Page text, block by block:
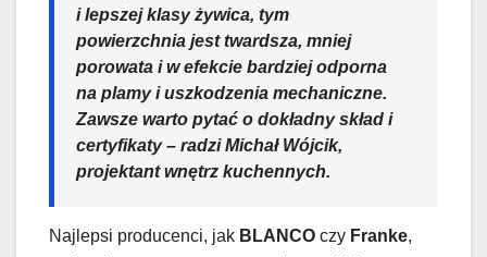
i lepszej klasy żywica, tym
powierzchnia jest twardsza, mniej
porowata i w efekcie bardziej odporna
na plamy i uszkodzenia mechaniczne.
Zawsze warto pytać o dokładny skład i
certyfikaty – radzi Michał Wójcik,
projektant wnętrz kuchennych.
Najlepsi producenci, jak BLANCO czy Franke,